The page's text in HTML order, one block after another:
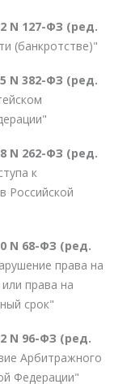
N 127-ФЗ (ред.
(банкротстве)"
N 382-ФЗ (ред.
N 262-ФЗ (ред.
к
Российской
N 68-ФЗ (ред.
права на
права на
срок"
N 96-ФЗ (ред.
Арбитражного
Федерации"